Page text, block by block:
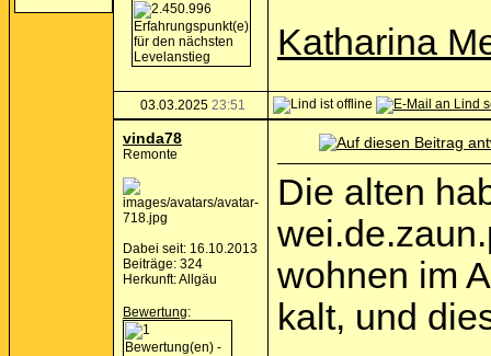
Katharina
03.03.2025 23:51
vinda78
Remonte
Dabei seit: 16.10.2013
Beiträge: 324
Herkunft: Allgäu
Bewertung:
Die alten
wohnen im
kalt, und